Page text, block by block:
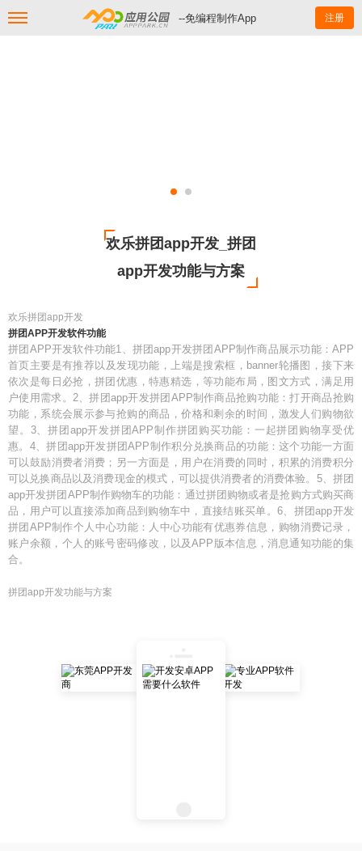
--免编程制作App 注册
欢乐拼团app开发_拼团
app开发功能与方案
欢乐拼团app开发
拼团APP开发软件功能
拼团APP开发软件功能1、拼团app开发拼团APP制作商品展示功能：APP
首页主要是有推荐以及发现功能，上端是搜索框，banner轮播图，接下来
依次是每日必抢，拼团优惠，特惠精选，等功能布局，图文方式，满足用
户使用需求。2、拼团app开发拼团APP制作商品抢购功能：打开商品抢购
功能，系统会展示参与抢购的商品，价格和剩余的时间，激发人们购物欲
望。3、拼团app开发拼团APP制作拼团购买功能：一起拼团购物享受优
惠。4、拼团app开发拼团APP制作积分兑换商品的功能：这个功能一方面
可以鼓励消费者消费；另一方面是，用户在消费的同时，积累的消费积分
可以兑换商品以及消费现金的模式，可以提供消费者的消费体验。5、拼团
app开发拼团APP制作购物车的功能：通过拼团购物或者是抢购方式购买商
品，用户可以直接添加商品到购物车中，直接结账买单。6、拼团app开发
拼团APP制作个人中心功能：人中心功能有优惠券信息，购物消费记录，
账户余额，个人的账号密码修改，以及APP版本信息，消息通知功能的集
合。
拼团app开发功能与方案